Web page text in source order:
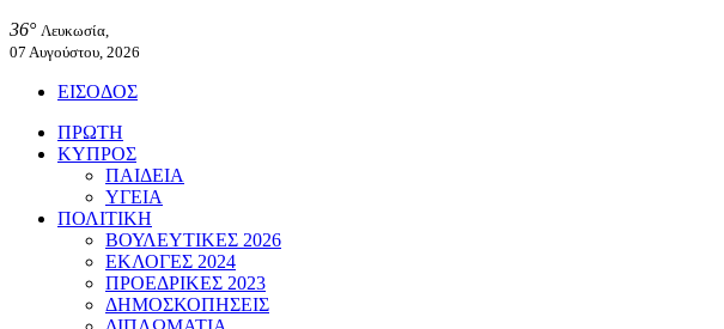
36° Λευκωσία,
07 Αυγούστου, 2026
ΕΙΣΟΔΟΣ
ΠΡΩΤΗ
ΚΥΠΡΟΣ
ΠΑΙΔΕΙΑ
ΥΓΕΙΑ
ΠΟΛΙΤΙΚΗ
ΒΟΥΛΕΥΤΙΚΕΣ 2026
ΕΚΛΟΓΕΣ 2024
ΠΡΟΕΔΡΙΚΕΣ 2023
ΔΗΜΟΣΚΟΠΗΣΕΙΣ